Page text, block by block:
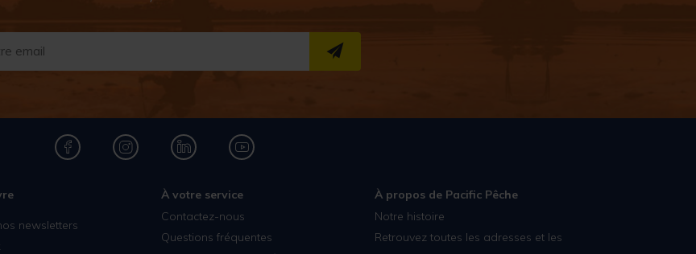
S''INSCRIRE
newsletters
À votre service
Contactez-nous
Questions fréquentes
À propos de Pacific Pêche
Notre histoire
Retrouvez toutes les adresses et les